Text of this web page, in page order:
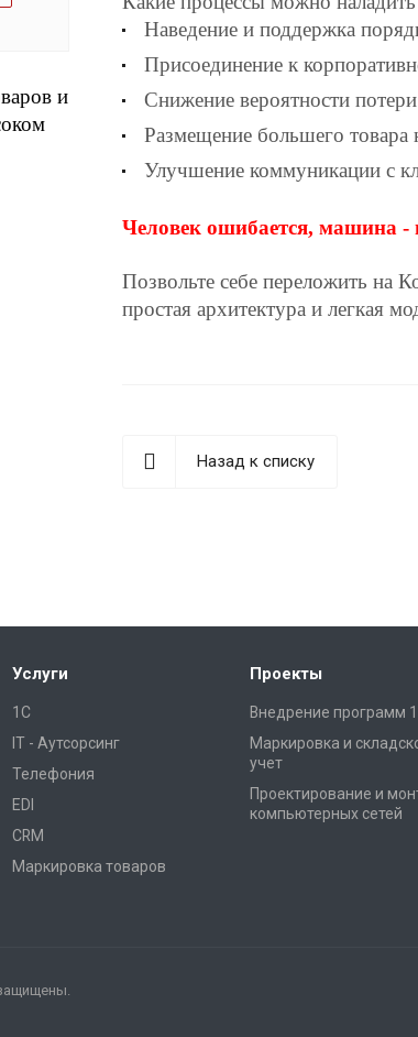
Наведение и поддержка
Присоединение к
Снижение вероятности
Размещение большего
Улучшение коммуникации с
Человек ошибается, машина -
Позвольте себе переложить на
простая архитектура и легкая
Назад к списку
и
Услуги
1С
IT - Аутсорсинг
Телефония
EDI
CRM
Маркировка товаров
Проекты
Внедрение программ
Маркировка и
учет
Проектирование и
компьютерных сетей